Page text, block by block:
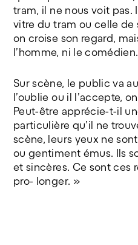
tram, il ne nous voit pas.
vitre du tram ou celle de
on croise son regard,
l’homme, ni le comédien.
Sur scène, le public va
l’oublie ou il l’accepte,
Peut-être apprécie-t-il
particulière qu’il ne
scène, leurs yeux ne
ou gentiment émus. Ils
et sincères. Ce sont ces
pro- longer. »